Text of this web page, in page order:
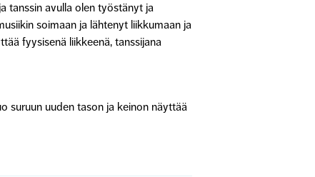
tanssin avulla olen työstänyt ja
soimaan ja lähtenyt liikkumaan ja
fyysisenä liikkeenä, tanssijana
suruun uuden tason ja keinon näyttää